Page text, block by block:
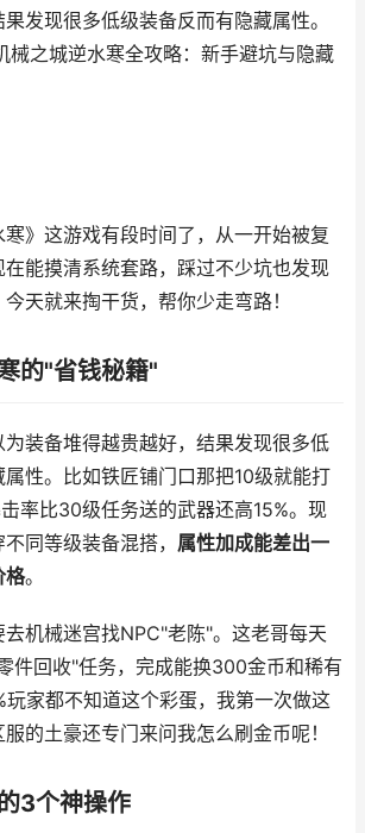
发现很多低级装备反而有隐藏属性。
械之城逆水寒全攻略：新手避坑与隐藏
》这游戏有段时间了，从一开始被复
能摸清系统套路，踩过不少坑也发现
天就来掏干货，帮你少走弯路！
的"省钱秘籍"
为装备堆得越贵越好，结果发现很多低
性。比如铁匠铺门口那把10级就能打
率比30级任务送的武器还高15%。现
同等级装备混搭， 属性加成能差出一
格。
机械迷宫找NPC"老陈"。这老哥每天
件回收"任务，完成能换300金币和稀有
玩家都不知道这个彩蛋，我第一次做这
的土豪还专门来问我怎么刷金币呢！
3个神操作